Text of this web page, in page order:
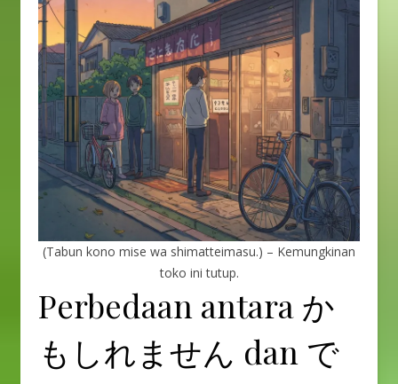
(Tabun kono mise wa shimatteimasu.) – Kemungkinan
toko ini tutup.
Perbedaan antara か
もしれません dan で